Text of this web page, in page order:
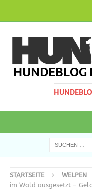
HUNDEBLOG
STARTSEITE WELPEN
im Wald ausgesetzt –